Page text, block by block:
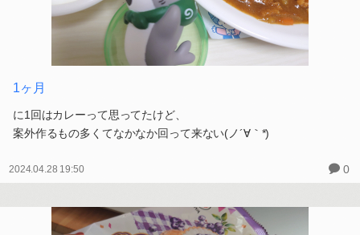
1ヶ月
に1回はカレーって思ってたけど、
案外作るもの多くてなかなか回って来ない(ノ´∀｀*)
2024.04.28 19:50 0